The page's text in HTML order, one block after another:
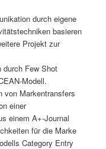
durch eigene
basieren
Projekt zur
durch Few Shot
Modell.
von Markentransfers
einer
einem A+-Journal
für die Marke
Category Entry